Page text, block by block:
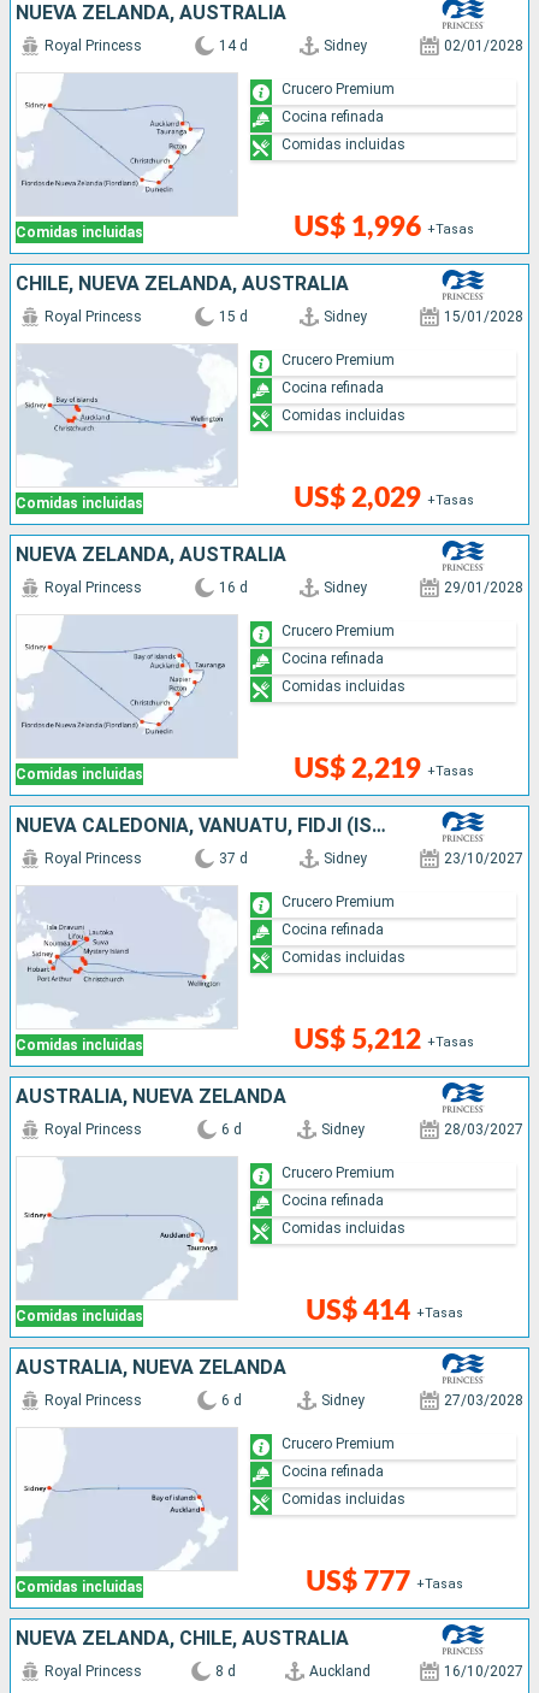
NUEVA ZELANDA, AUSTRALIA
Comidas incluidas
Royal Princess 14 d Sidney 02/01/2028
US$ 1,996 +Tasas
Crucero Premium
Cocina refinada
Comidas incluidas
CHILE, NUEVA ZELANDA, AUSTRALIA
Comidas incluidas
Royal Princess 15 d Sidney 15/01/2028
US$ 2,029 +Tasas
Crucero Premium
Cocina refinada
Comidas incluidas
NUEVA ZELANDA, AUSTRALIA
Comidas incluidas
Royal Princess 16 d Sidney 29/01/2028
US$ 2,219 +Tasas
Crucero Premium
Cocina refinada
Comidas incluidas
NUEVA CALEDONIA, VANUATU, FIDJI (ISLAS), CHILE, NUEVA ZELANDA, AUSTRALIA
Comidas incluidas
Royal Princess 37 d Sidney 23/10/2027
US$ 5,212 +Tasas
Crucero Premium
Cocina refinada
Comidas incluidas
AUSTRALIA, NUEVA ZELANDA
Comidas incluidas
Royal Princess 6 d Sidney 28/03/2027
US$ 414 +Tasas
Crucero Premium
Cocina refinada
Comidas incluidas
AUSTRALIA, NUEVA ZELANDA
Comidas incluidas
Royal Princess 6 d Sidney 27/03/2028
US$ 777 +Tasas
Crucero Premium
Cocina refinada
Comidas incluidas
NUEVA ZELANDA, CHILE, AUSTRALIA
Royal Princess 8 d Auckland 16/10/2027